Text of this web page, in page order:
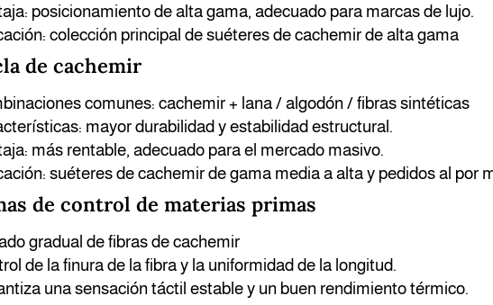
posicionamiento de alta gama, adecuado para marcas de lujo.
colección principal de suéteres de cachemir de alta gama
de cachemir
comunes: cachemir + lana / algodón / fibras sintéticas
mayor durabilidad y estabilidad estructural.
más rentable, adecuado para el mercado masivo.
suéteres de cachemir de gama media a alta y pedidos al por
de control de materias primas
gradual de fibras de cachemir
de la finura de la fibra y la uniformidad de la longitud.
una sensación táctil estable y un buen rendimiento térmico.